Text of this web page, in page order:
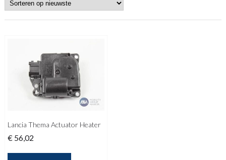
Lancia Thema Actuator Heater
€ 56,02